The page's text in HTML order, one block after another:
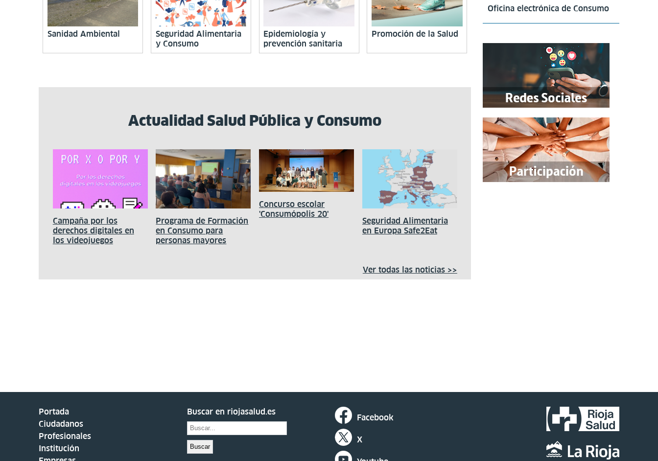
Sanidad Ambiental
Seguridad Alimentaria
y Consumo
Epidemiología y
prevención sanitaria
Promoción de la Salud
Actualidad Salud Pública y Consumo
Campaña por los
derechos digitales en
los videojuegos
Programa de Formación
en Consumo para
personas mayores
Concurso escolar
'Consumópolis 20'
Seguridad Alimentaria
en Europa Safe2Eat
Ver todas las noticias >>
Oficina electrónica de Consumo
Portada
Ciudadanos
Profesionales
Institución
Buscar en riojasalud.es
Buscar
Facebook
X